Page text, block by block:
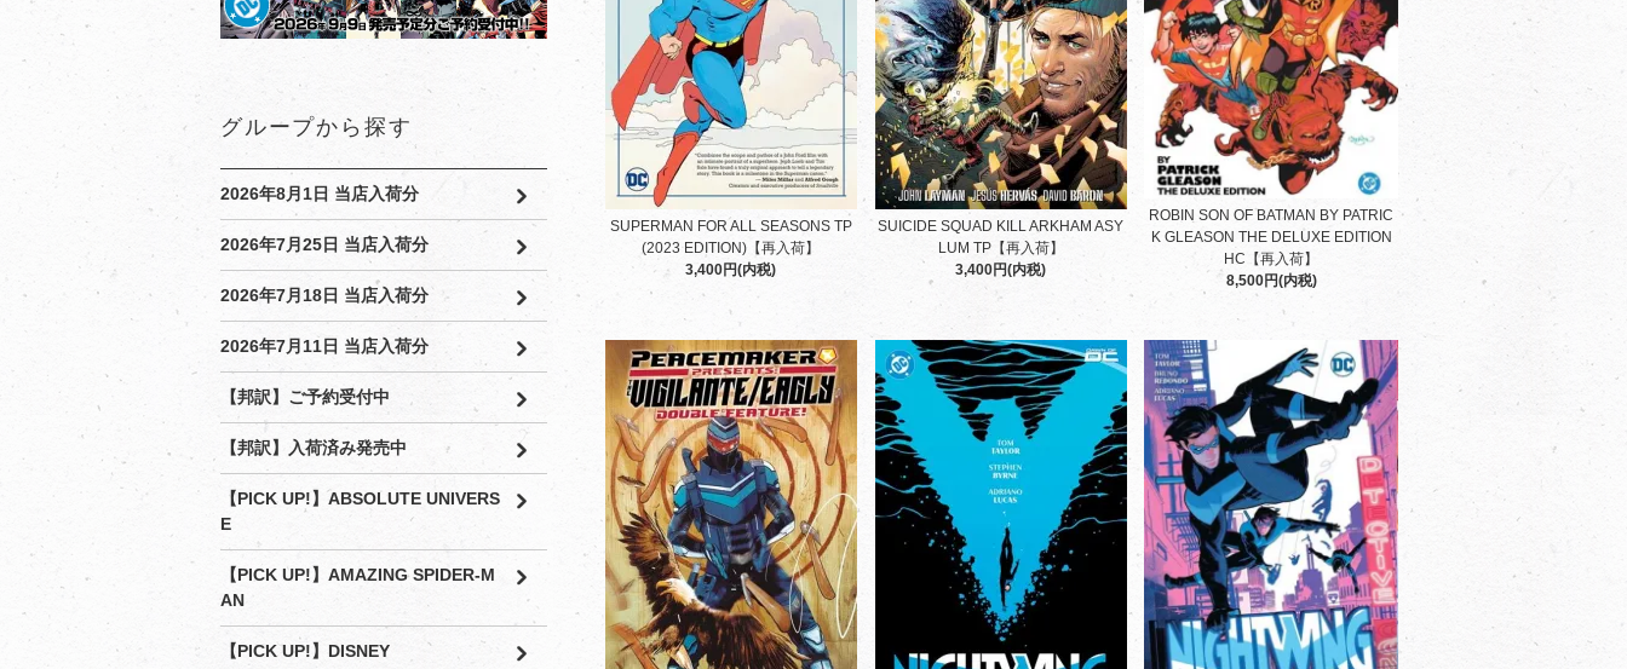
SUPERMAN FOR ALL SEASONS TP
(2023 EDITION)【再入荷】
3,400円(内税)
SUICIDE SQUAD KILL ARKHAM ASY
LUM TP【再入荷】
3,400円(内税)
ROBIN SON OF BATMAN BY PATRIC
K GLEASON THE DELUXE EDITION
HC【再入荷】
8,500円(内税)
グループから探す
2026年8月1日 当店入荷分
2026年7月25日 当店入荷分
2026年7月18日 当店入荷分
2026年7月11日 当店入荷分
【邦訳】ご予約受付中
【邦訳】入荷済み発売中
【PICK UP!】ABSOLUTE UNIVERS
E
【PICK UP!】AMAZING SPIDER-M
AN
【PICK UP!】DISNEY